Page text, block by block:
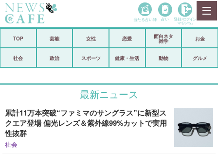
政治
スポーツ
恋愛 ビックリ
コメントポスト
リリース ショップ
当たる占い師 占い 登録• ログイン
マイルーム
TOP 芸能 女性 恋愛
面白ネタ
雑学
お金
社会 政治 スポーツ 健康・生活 動物 グルメ
最新ニュース
累計11万本突破“ファミマのサングラス”に新型ス
クエア登場 偏光レンズ＆紫外線99%カットで実用
性抜群
社会